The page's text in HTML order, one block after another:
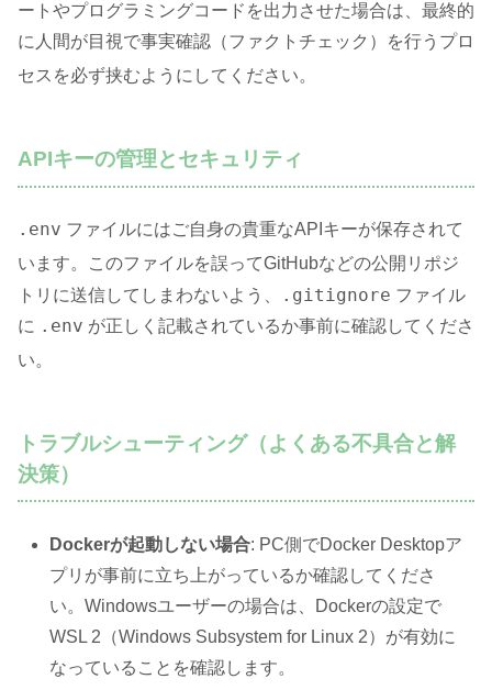
ートやプログラミングコードを出力させた場合は、最終的
に人間が目視で事実確認（ファクトチェック）を行うプロ
セスを必ず挟むようにしてください。
APIキーの管理とセキュリティ
.env ファイルにはご自身の貴重なAPIキーが保存されて
います。このファイルを誤ってGitHubなどの公開リポジ
トリに送信してしまわないよう、
.gitignore ファイル
に .env が正しく記載されているか事前に確認してくださ
い。
トラブルシューティング（よくある不具合と解
決策）
Dockerが起動しない場合: PC側でDocker Desktopア
プリが事前に立ち上がっているか確認してくださ
い。Windowsユーザーの場合は、Dockerの設定で
WSL 2（Windows Subsystem for Linux 2）が有効に
なっていることを確認します。